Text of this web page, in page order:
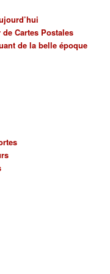
Cartes Postales
de la belle époque